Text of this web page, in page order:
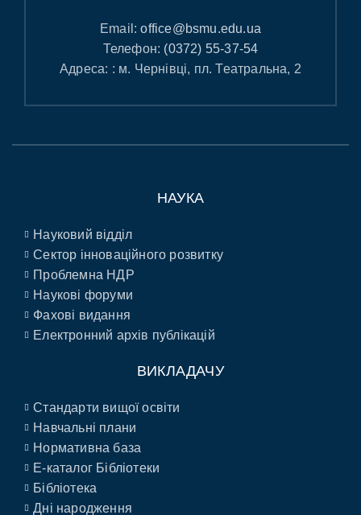
Email:office@bsmu.edu.ua
Телефон: (0372) 55-37-54
Адреса: : м. Чернівці, пл. Театральна, 2
НАУКА
Науковий відділ
Сектор інноваційного розвитку
Проблемна НДР
Наукові форуми
Фахові видання
Електронний архів публікацій
ВИКЛАДАЧУ
Стандарти вищої освіти
Навчальні плани
Нормативна база
E-каталог Бібліотеки
Бібліотека
Дні народження